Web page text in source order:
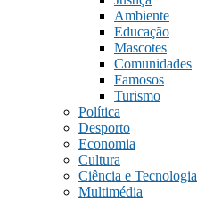
Ambiente
Educação
Mascotes
Comunidades
Famosos
Turismo
Política
Desporto
Economia
Cultura
Ciência e Tecnologia
Multimédia